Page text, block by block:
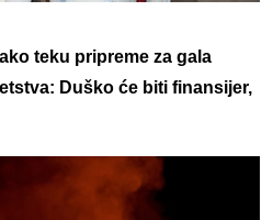
teku pripreme za gala
Duško će biti finansijer,